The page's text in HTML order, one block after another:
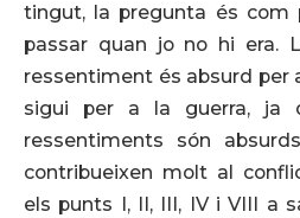
tingut, la pregunta és com
passar quan jo no hi era.
ressentiment és absurd per
sigui per a la guerra, ja
ressentiments són
contribueixen molt al
els punts I, II, III, IV i VIII a